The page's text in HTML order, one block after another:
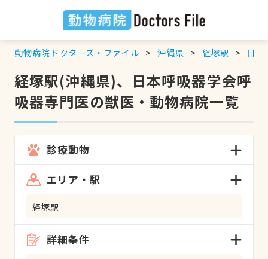
動物病院ドクターズ・ファイル 沖縄県 経塚駅 日本
経塚駅(沖縄県)、日本呼吸器学会呼
吸器専門医の獣医・動物病院一覧
診療動物
エリア・駅
経塚駅
詳細条件